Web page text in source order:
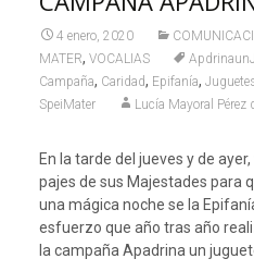
4 enero, 2020
MATER, VOCALIAS
Campaña, Caridad, Epifanía,
SpeiMater Lucía Mayoral Pérez
En la tarde del jueves y de
pajes de sus Majestades para
una mágica noche se la
esfuerzo que año tras año
la campaña Apadrina un